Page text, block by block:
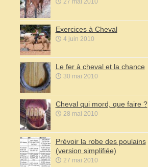
27 mai 2010
Exercices à Cheval
4 juin 2010
Le fer à cheval et la chance
30 mai 2010
Cheval qui mord, que faire ?
28 mai 2010
Prévoir la robe des poulains
(version simplifiée)
27 mai 2010